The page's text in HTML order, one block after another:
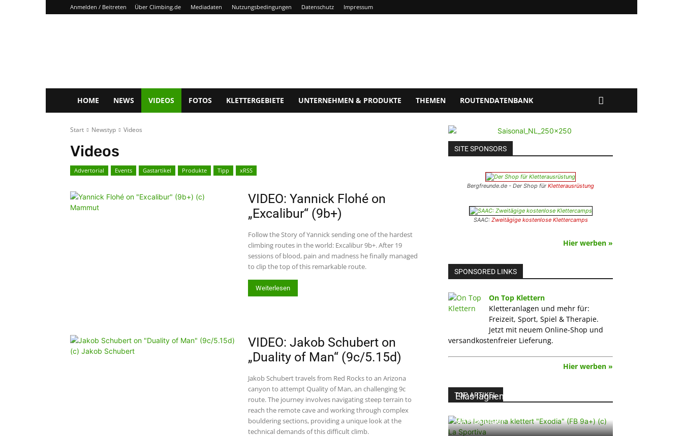
Anmelden / Beitreten Über Climbing.de Mediadaten Nutzungsbedingungen Datenschutz Impressum
HOME NEWS VIDEOS FOTOS KLETTERGEBIETE UNTERNEHMEN & PRODUKTE THEMEN ROUTENDATENBANK
Start Newstyp Videos
Videos
Advertorial Events Gastartikel Produkte Tipp xRSS
VIDEO: Yannick Flohé on
„Excalibur“ (9b+)
Follow the Story of Yannick sending one of the hardest
climbing routes in the world: Excalibur 9b+. After 19
sessions of blood, pain and madness he finally managed
to clip the top of this remarkable route.
Weiterlesen
VIDEO: Jakob Schubert on
„Duality of Man“ (9c/5.15d)
Jakob Schubert travels from Red Rocks to an Arizona
canyon to attempt Quality of Man, an challenging 9c
route. The journey involves navigating steep terrain to
reach the remote cave and working through complex
bouldering sections, providing a unique look at the
technical demands of this difficult climb.
SITE SPONSORS
Bergfreunde.de - Der Shop fürKletterausrüstung
SAAC: Zweitägige kostenlose Klettercamps
Hier werben »
SPONSORED LINKS
On Top Klettern
Kletteranlagen und mehr für:
Freizeit, Sport, Spiel & Therapie.
Jetzt mit neuem Online-Shop und
versandkostenfreier Lieferung.
Hier werben »
TOP ARTIKEL
Elias Iagnemma klettert „Exodia“: Ein
9A+ Boulder